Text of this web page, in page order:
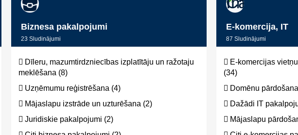
Biznesa pakalpojumi
23 Sludinājumi
Dīleru, mazumtirdzniecības izplatītāju un ražotaju
meklēšana (8)
Uzņēmumu reģistrēšana (4)
Mājaslapu izstrāde un uzturēšana (2)
Juridiskie pakalpojumi (2)
E-komercija, IT
87Sludinājumi
E-komercijas
(34)
Domēnu
Dažādi IT
Mājaslapu